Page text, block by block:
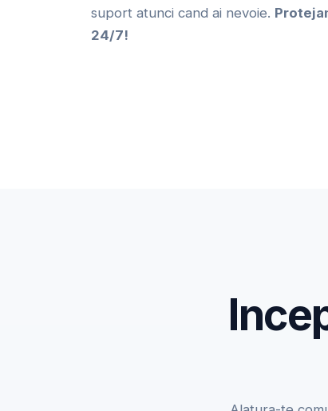
suport atunci cand ai nevoie.
24/7!